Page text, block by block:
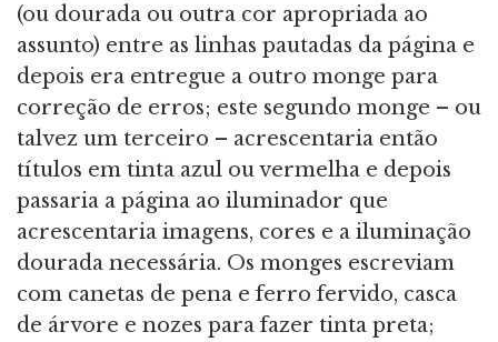
(ou dourada ou outra cor apropriada ao
assunto) entre as linhas pautadas da página e
depois era entregue a outro monge para
correção de erros; este segundo monge – ou
talvez um terceiro – acrescentaria então
títulos em tinta azul ou vermelha e depois
passaria a página ao iluminador que
acrescentaria imagens, cores e a iluminação
dourada necessária. Os monges escreviam
com canetas de pena e ferro fervido, casca
de árvore e nozes para fazer tinta preta;